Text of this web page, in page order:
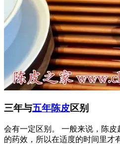
三年与五年陈皮区别
会有一定区别。 一般来说，陈
的药效，所以在适度的时间里才